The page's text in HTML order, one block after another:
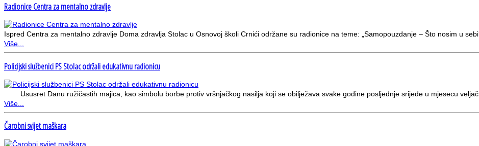
Radionice Centra za mentalno zdravlje
Ispred Centra za mentalno zdravlje Doma zdravlja Stolac u Osnovoj školi Crnići održane su radionice na teme: „Samopouzdanje – Što nosim u
Više...
Policijski službenici PS Stolac održali edukativnu radionicu
Ususret Danu ružičastih majica, kao simbolu borbe protiv vršnjačkog nasilja koji se obilježava svake godine posljednje srijede u mjesecu
Više...
Čarobni svijet maškara